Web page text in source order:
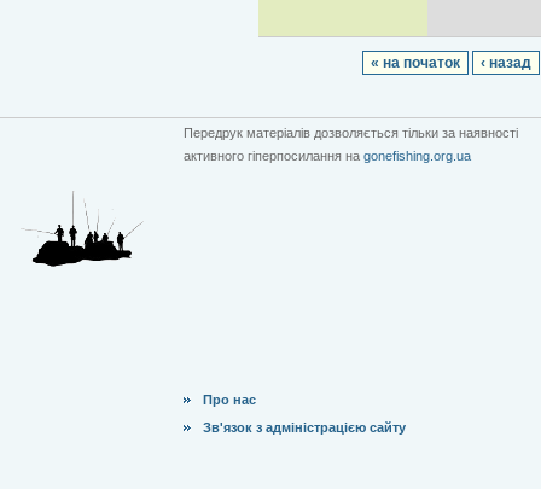
« на початок ‹ назад
Передрук матеріалів дозволяється тільки за наявності
активного гіперпосилання на gonefishing.org.ua
Про нас
Зв'язок з адміністрацією сайту